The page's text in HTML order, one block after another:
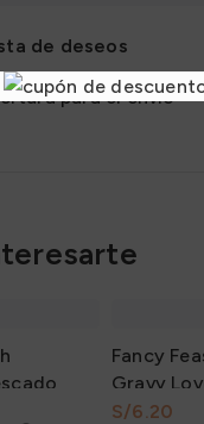
de deseos
para el envío
Fancy
Gravy
Sabor
S/